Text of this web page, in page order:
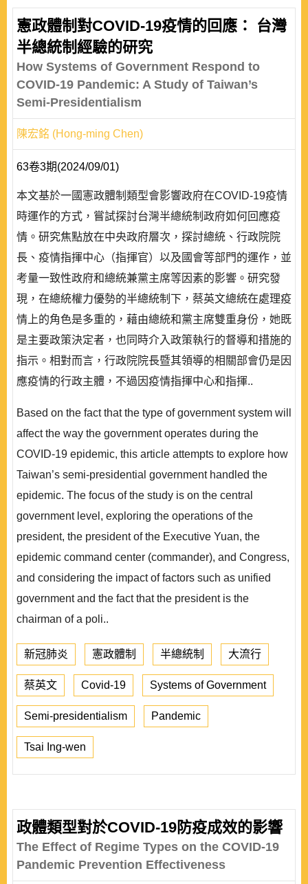
憲政體制對COVID-19疫情的回應： 台灣
半總統制經驗的研究
How Systems of Government Respond to
COVID-19 Pandemic: A Study of Taiwan’s
Semi-Presidentialism
陳宏銘 (Hong-ming Chen)
63卷3期(2024/09/01)
本文基於一國憲政體制類型會影響政府在COVID-19疫情
時運作的方式，嘗試探討台灣半總統制政府如何回應疫
情。研究焦點放在中央政府層次，探討總統、行政院院
長、疫情指揮中心（指揮官）以及國會等部門的運作，並
考量一致性政府和總統兼黨主席等因素的影響。研究發
現，在總統權力優勢的半總統制下，蔡英文總統在處理疫
情上的角色是多重的，藉由總統和黨主席雙重身份，她既
是主要政策決定者，也同時介入政策執行的督導和措施的
指示。相對而言，行政院院長暨其領導的相關部會仍是因
應疫情的行政主體，不過因疫情指揮中心和指揮..
Based on the fact that the type of government system will
affect the way the government operates during the
COVID-19 epidemic, this article attempts to explore how
Taiwan’s semi-presidential government handled the
epidemic. The focus of the study is on the central
government level, exploring the operations of the
president, the president of the Executive Yuan, the
epidemic command center (commander), and Congress,
and considering the impact of factors such as unified
government and the fact that the president is the
chairman of a poli..
新冠肺炎 憲政體制 半總統制 大流行
蔡英文 Covid-19 Systems of Government
Semi-presidentialism Pandemic
Tsai Ing-wen
政體類型對於COVID-19防疫成效的影響
The Effect of Regime Types on the COVID-19
Pandemic Prevention Effectiveness